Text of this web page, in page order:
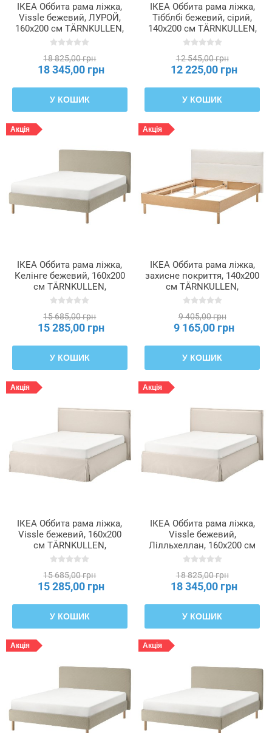
ІКЕА Оббита рама ліжка,
Vissle бежевий, ЛУРОЙ,
160x200 см TÄRNKULLEN,
195.643.63
18 825,00 грн
18 345,00 грн
У КОШИК
ІКЕА Оббита рама ліжка,
Тібблбі бежевий, сірий,
140x200 см TÄRNKULLEN,
695.692.02
12 545,00 грн
12 225,00 грн
У КОШИК
Акція
ІКЕА Оббита рама ліжка,
Келінге бежевий, 160x200
см TÄRNKULLEN,
996.081.36
15 685,00 грн
15 285,00 грн
У КОШИК
Акція
ІКЕА Оббита рама ліжка,
захисне покриття, 140x200
см TÄRNKULLEN,
005.876.37
9 405,00 грн
9 165,00 грн
У КОШИК
Акція
ІКЕА Оббита рама ліжка,
Vissle бежевий, 160x200
см TÄRNKULLEN,
095.692.24
15 685,00 грн
15 285,00 грн
У КОШИК
Акція
ІКЕА Оббита рама ліжка,
Vissle бежевий,
Лілльхеллан, 160x200 см
TÄRNKULLEN, 096.277.85
18 825,00 грн
18 345,00 грн
У КОШИК
Акція Акція